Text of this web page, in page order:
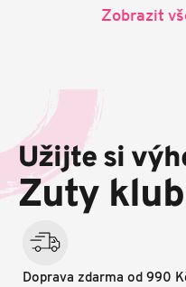
Zobrazit
a
í
Užijte si
Zuty
Doprava zdarma od 990